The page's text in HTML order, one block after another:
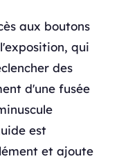
aux boutons
qui
des
d'une fusée
est
et ajoute